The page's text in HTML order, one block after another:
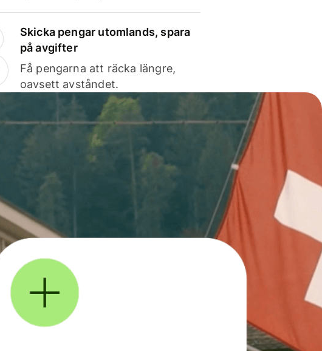
Skicka pengar utomlands, spara
på avgifter
Få pengarna att räcka längre,
oavsett avståndet.